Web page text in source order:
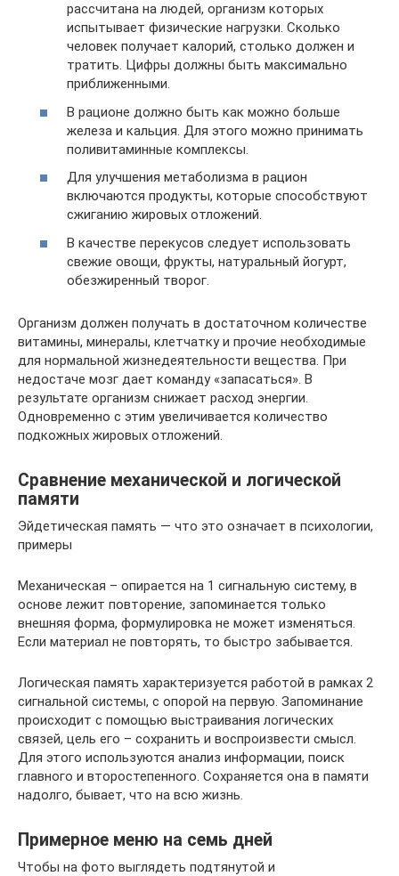
рассчитана на людей, организм которых
испытывает физические нагрузки. Сколько
человек получает калорий, столько должен и
тратить. Цифры должны быть максимально
приближенными.
В рационе должно быть как можно больше
железа и кальция. Для этого можно принимать
поливитаминные комплексы.
Для улучшения метаболизма в рацион
включаются продукты, которые способствуют
сжиганию жировых отложений.
В качестве перекусов следует использовать
свежие овощи, фрукты, натуральный йогурт,
обезжиренный творог.
Организм должен получать в достаточном количестве
витамины, минералы, клетчатку и прочие необходимые
для нормальной жизнедеятельности вещества. При
недостаче мозг дает комaнду «запасаться». В
результате организм снижает расход энергии.
Одновременно с этим увеличивается количество
подкожных жировых отложений.
Сравнение механической и логической
памяти
Эйдетическая память — что это означает в психологии,
примеры
Механическая – опирается на 1 сигнальную систему, в
основе лежит повторение, запоминается только
внешняя форма, формулировка не может изменяться.
Если материал не повторять, то быстро забывается.
Логическая память характеризуется работой в рамках 2
сигнальной системы, с опорой на первую. Запоминание
происходит с помощью выстраивания логических
связей, цель его – сохранить и воспроизвести смысл.
Для этого используются анализ информации, поиск
главного и второстепенного. Сохраняется она в памяти
надолго, бывает, что на всю жизнь.
Примерное меню на семь дней
Чтобы на фото выглядеть подтянутой и